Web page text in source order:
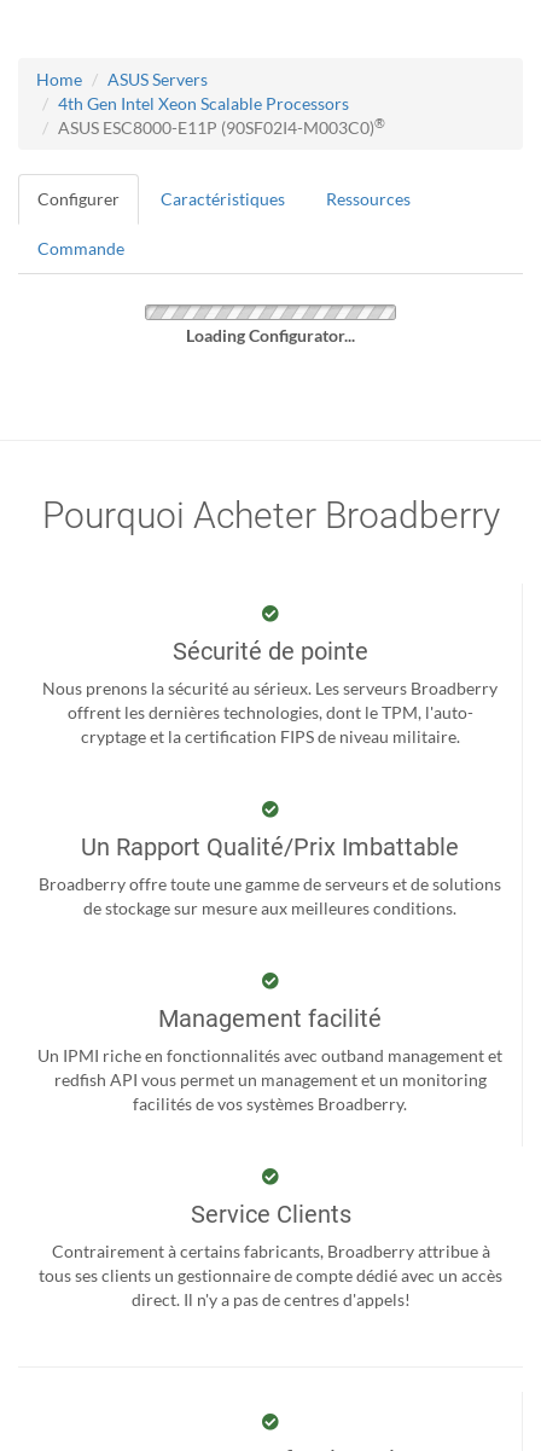
Home
ASUS Servers
4th Gen Intel Xeon Scalable Processors
ASUS ESC8000-E11P (90SF02I4-M003C0)®
Configurer Caractéristiques Ressources
Commande
Loading Configurator...
Pourquoi Acheter Broadberry
Sécurité de pointe
Nous prenons la sécurité au sérieux. Les serveurs Broadberry
offrent les dernières technologies, dont le TPM, l'auto-
cryptage et la certification FIPS de niveau militaire.
Un Rapport Qualité/Prix Imbattable
Broadberry offre toute une gamme de serveurs et de solutions
de stockage sur mesure aux meilleures conditions.
Management facilité
Un IPMI riche en fonctionnalités avec outband management et
redfish API vous permet un management et un monitoring
facilités de vos systèmes Broadberry.
Service Clients
Contrairement à certains fabricants, Broadberry attribue à
tous ses clients un gestionnaire de compte dédié avec un accès
direct. Il n'y a pas de centres d'appels!